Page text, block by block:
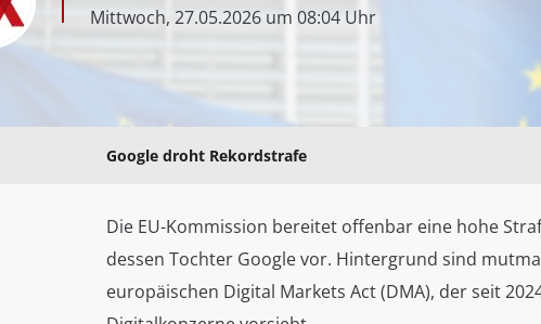
Mittwoch, 27.05.2026 um 08:04 Uhr
Google droht Rekordstrafe
Die EU-Kommission bereitet offenbar eine hohe
dessen Tochter Google vor. Hintergrund sind
europäischen Digital Markets Act (DMA), der seit